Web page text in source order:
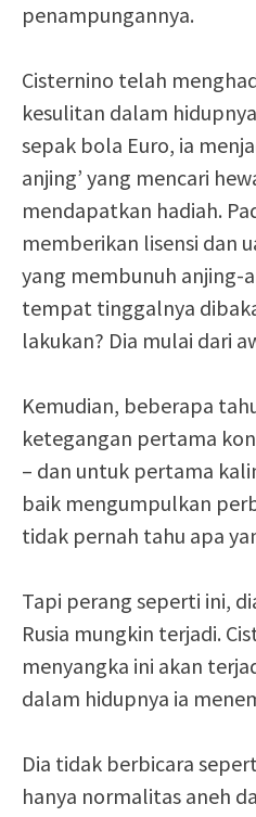
penampungannya.
Cisternino telah
kesulitan dalam
sepak bola Euro, ia
anjing’ yang mencari
mendapatkan hadiah.
memberikan lisensi dan
yang membunuh anjing-
tempat tinggalnya
lakukan? Dia mulai dari
Kemudian, beberapa
ketegangan pertama
– dan untuk pertama
baik mengumpulkan
tidak pernah tahu apa
Tapi perang seperti ini,
Rusia mungkin terjadi.
menyangka ini akan
dalam hidupnya ia
Dia tidak berbicara
hanya normalitas aneh